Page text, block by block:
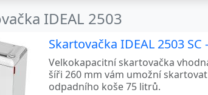
3804
3905
3915
IDEAL 2503
Skartovačka IDEAL 2503 SC
Velkokapacitní skartovačka
šíři 260 mm vám umožní
odpadního koše 75 litrů.